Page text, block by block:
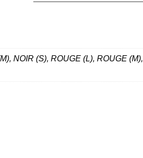
NOIR (S), ROUGE (L), ROUGE (M),